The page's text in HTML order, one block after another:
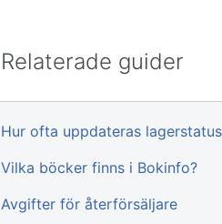
Relaterade guider
Hur ofta uppdateras
Vilka böcker finns i Bokinfo?
Avgifter för återförsäljare